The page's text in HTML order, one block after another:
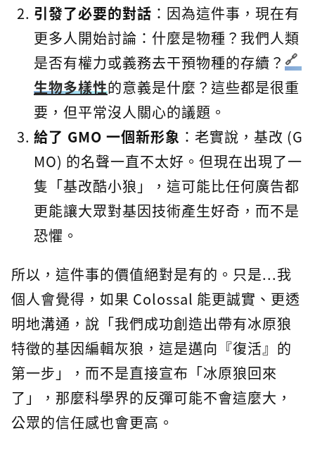
引發了必要的對話 ：因為這件事，現在有
更多人開始討論：什麼是物種？我們人類
是否有權力或義務去干預物種的存續？
生物多樣性的意義是什麼？這些都是很重
要，但平常沒人關心的議題。
給了 GMO 一個新形象 ：老實說，基改 (G
MO) 的名聲一直不太好。但現在出現了一
隻「基改酷小狼」，這可能比任何廣告都
更能讓大眾對基因技術產生好奇，而不是
恐懼。
所以，這件事的價值絕對是有的。只是...我
個人會覺得，如果 Colossal 能更誠實、更透
明地溝通，說「我們成功創造出帶有冰原狼
特徵的基因編輯灰狼，這是邁向『復活』的
第一步」，而不是直接宣布「冰原狼回來
了」，那麼科學界的反彈可能不會這麼大，
公眾的信任感也會更高。